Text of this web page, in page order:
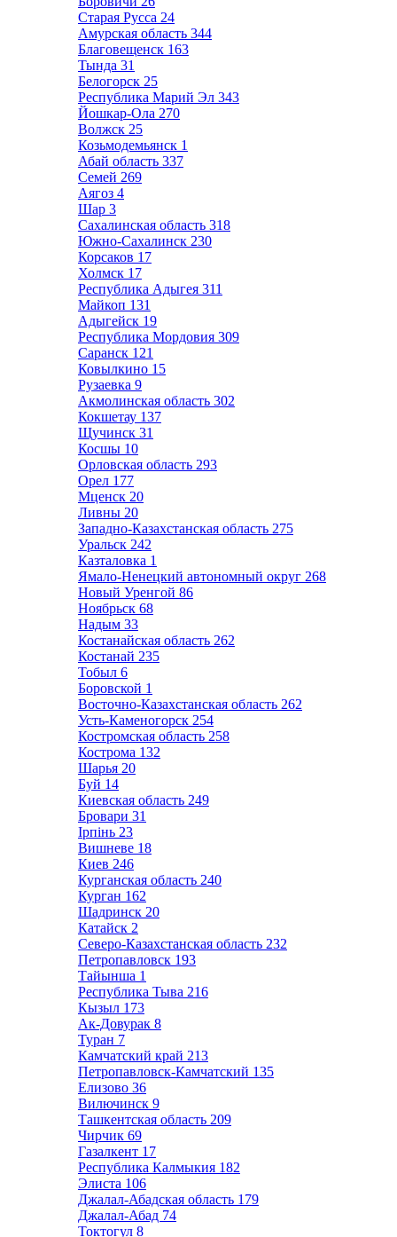
Старая Русса 24
Амурская область 344
Благовещенск 163
Тында 31
Белогорск 25
Республика Марий Эл 343
Йошкар-Ола 270
Волжск 25
Козьмодемьянск 1
Абай область 337
Семей 269
Аягоз 4
Шар 3
Сахалинская область 318
Южно-Сахалинск 230
Корсаков 17
Холмск 17
Республика Адыгея 311
Майкоп 131
Адыгейск 19
Республика Мордовия 309
Саранск 121
Ковылкино 15
Рузаевка 9
Акмолинская область 302
Кокшетау 137
Щучинск 31
Косшы 10
Орловская область 293
Орел 177
Мценск 20
Ливны 20
Западно-Казахстанская область 275
Уральск 242
Казталовка 1
Ямало-Ненецкий автономный округ 268
Новый Уренгой 86
Ноябрьск 68
Надым 33
Костанайская область 262
Костанай 235
Тобыл 6
Боровской 1
Восточно-Казахстанская область 262
Усть-Каменогорск 254
Костромская область 258
Кострома 132
Шарья 20
Буй 14
Киевская область 249
Бровари 31
Ірпінь 23
Вишневе 18
Киев 246
Курганская область 240
Курган 162
Шадринск 20
Катайск 2
Северо-Казахстанская область 232
Петропавловск 193
Тайынша 1
Республика Тыва 216
Кызыл 173
Ак-Довурак 8
Туран 7
Камчатский край 213
Петропавловск-Камчатский 135
Елизово 36
Вилючинск 9
Ташкентская область 209
Чирчик 69
Газалкент 17
Республика Калмыкия 182
Элиста 106
Джалал-Абадская область 179
Джалал-Абад 74
Токтогул 8